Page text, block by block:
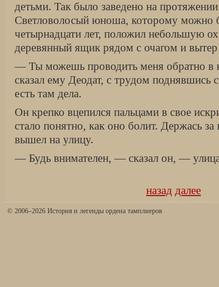
детьми. Так было заведено на
Светловолосый юноша, которому можно
четырнадцати лет, положил небольшую
деревянный ящик рядом с очагом и
— Ты можешь проводить меня обратно
сказал ему Деодат, с трудом
есть там дела.
Он крепко вцепился пальцами в свое
стало понятно, как оно болит. Держась
вышел на улицу.
— Будь внимателен, — сказал он, —
назад далее
© 2006–2026 История и легенды ордена тамплиеров